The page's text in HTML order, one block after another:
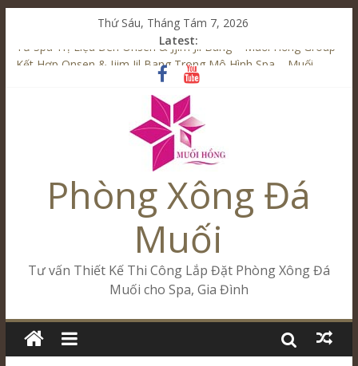
Thứ Sáu, Tháng Tám 7, 2026
Latest:
Từ Spa Trị Liệu Đến Onsen & Jjim Jil Bang – Muối Hồng Group
Kết Hợp Onsen & Jjim Jil Bang Trong Mô Hình Spa – Muối
Cham Riverside Onsen & Jjim Jil Bang Đà Nẵng Muối Hồng
Spa Jjim Jil Bang Kết Hợp Onsen – Kinh Doanh Chuẩn Sao –
Tăng Doanh Số Kinh Doanh Lắp Đặt Onsen & Jjim Jil Bang –
Muối Hồng Group
Phòng Xông Đá
Muối
Tư vấn Thiết Kế Thi Công Lắp Đặt Phòng Xông Đá
Muối cho Spa, Gia Đình